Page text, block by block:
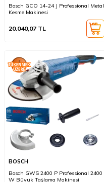
Bosch GCO 14-24 J Professional Metal
Kesme Makinesi
20.040,07 TL
BOSCH
Bosch GWS 2400 P Professional 2400
W Büyük Taşlama Makinesi